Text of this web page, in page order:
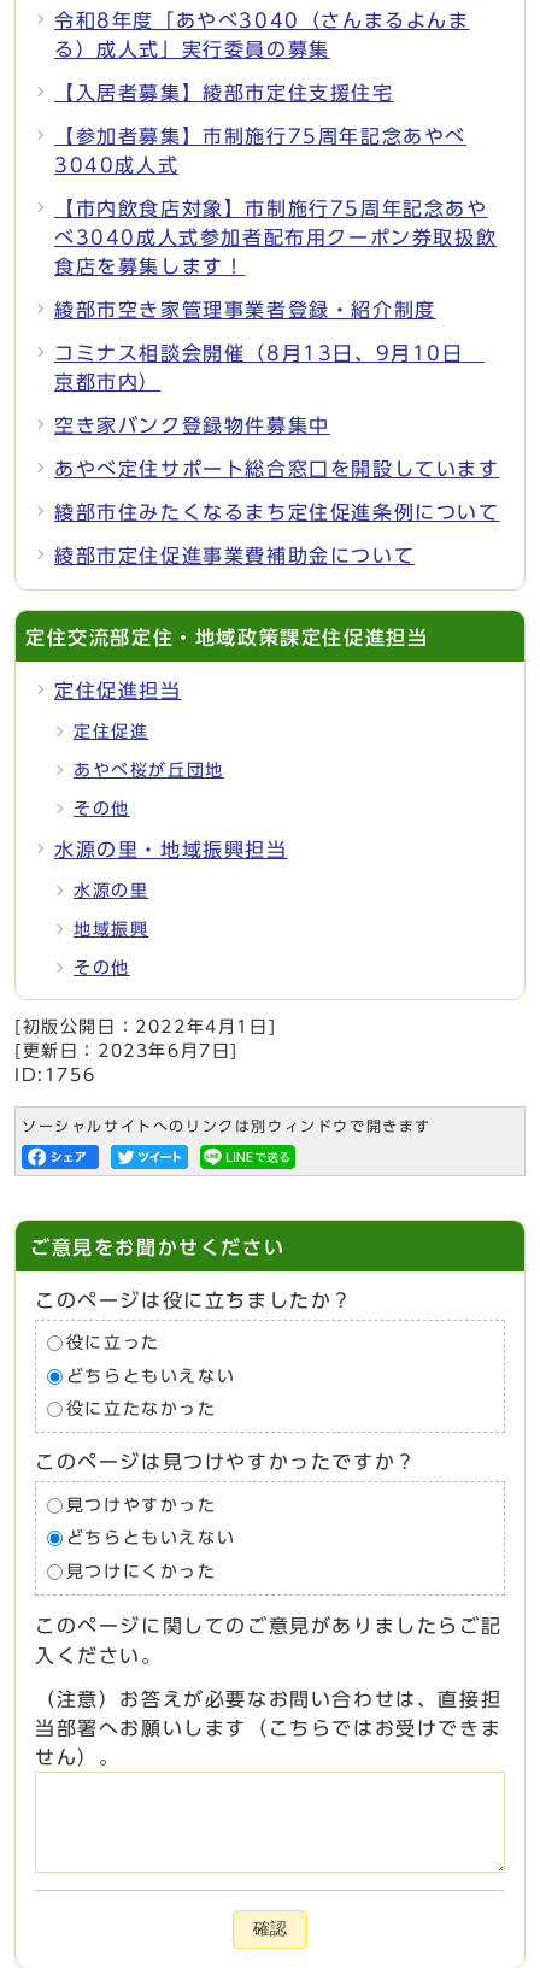
令和8年度「あやべ3040（さんまるよんま
る）成人式」実行委員の募集
【入居者募集】綾部市定住支援住宅
【参加者募集】市制施行75周年記念あやべ
3040成人式
【市内飲食店対象】市制施行75周年記念あや
べ3040成人式参加者配布用クーポン券取扱飲
食店を募集します！
綾部市空き家管理事業者登録・紹介制度
コミナス相談会開催（8月13日、9月10日
京都市内）
空き家バンク登録物件募集中
あやべ定住サポート総合窓口を開設しています
綾部市住みたくなるまち定住促進条例について
綾部市定住促進事業費補助金について
定住交流部定住・地域政策課定住促進担当
定住促進担当
定住促進
あやべ桜が丘団地
その他
水源の里・地域振興担当
水源の里
地域振興
その他
[初版公開日： 2022年4月1日
[更新日： 2023年6月7日
ID:1756
ソーシャルサイトへのリンクは別ウィンドウで開きます
ご意見をお聞かせください
このページは役に立ちましたか？
役に立った
どちらともいえない
役に立たなかった
このページは見つけやすかったですか？
見つけやすかった
どちらともいえない
見つけにくかった
このページに関してのご意見がありましたらご記
入ください。
（注意）お答えが必要なお問い合わせは、直接担
当部署へお願いします（こちらではお受けできま
せん）。
確認